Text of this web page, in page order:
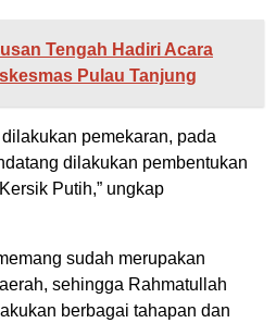
Tengah Hadiri Acara
Pulau Tanjung
pemekaran, pada
dilakukan pembentukan
Putih,” ungkap
sudah merupakan
sehingga Rahmatullah
berbagai tahapan dan